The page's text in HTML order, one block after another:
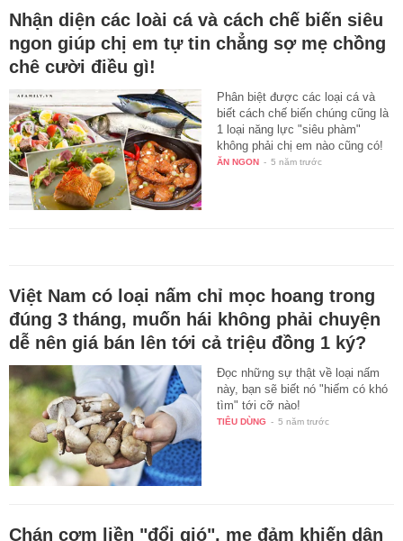
Nhận diện các loài cá và cách chế biến siêu
ngon giúp chị em tự tin chẳng sợ mẹ chồng
chê cười điều gì!
Phân biệt được các loại cá và
biết cách chế biến chúng cũng là
1 loại năng lực "siêu phàm"
không phải chị em nào cũng có!
ĂN NGON - 5 năm trước
Việt Nam có loại nấm chỉ mọc hoang trong
đúng 3 tháng, muốn hái không phải chuyện
dễ nên giá bán lên tới cả triệu đồng 1 ký?
Đọc những sự thật về loại nấm
này, bạn sẽ biết nó "hiếm có khó
tìm" tới cỡ nào!
TIÊU DÙNG - 5 năm trước
Chán cơm liền "đổi gió", mẹ đảm khiến dân